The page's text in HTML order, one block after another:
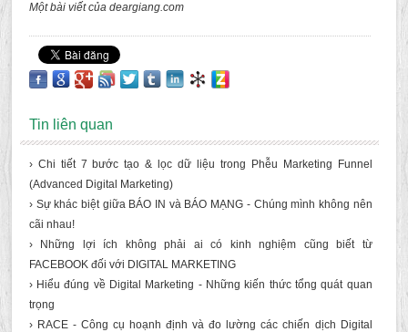
Một bài viết của deargiang.com
Tin liên quan
› Chi tiết 7 bước tạo & lọc dữ liệu trong Phễu Marketing Funnel
(Advanced Digital Marketing)
› Sự khác biệt giữa BÁO IN và BÁO MẠNG - Chúng mình không nên
cãi nhau!
› Những lợi ích không phải ai có kinh nghiệm cũng biết từ
FACEBOOK đối với DIGITAL MARKETING
› Hiểu đúng về Digital Marketing - Những kiến thức tổng quát quan
trọng
› RACE - Công cụ hoạnh định và đo lường các chiến dịch Digital